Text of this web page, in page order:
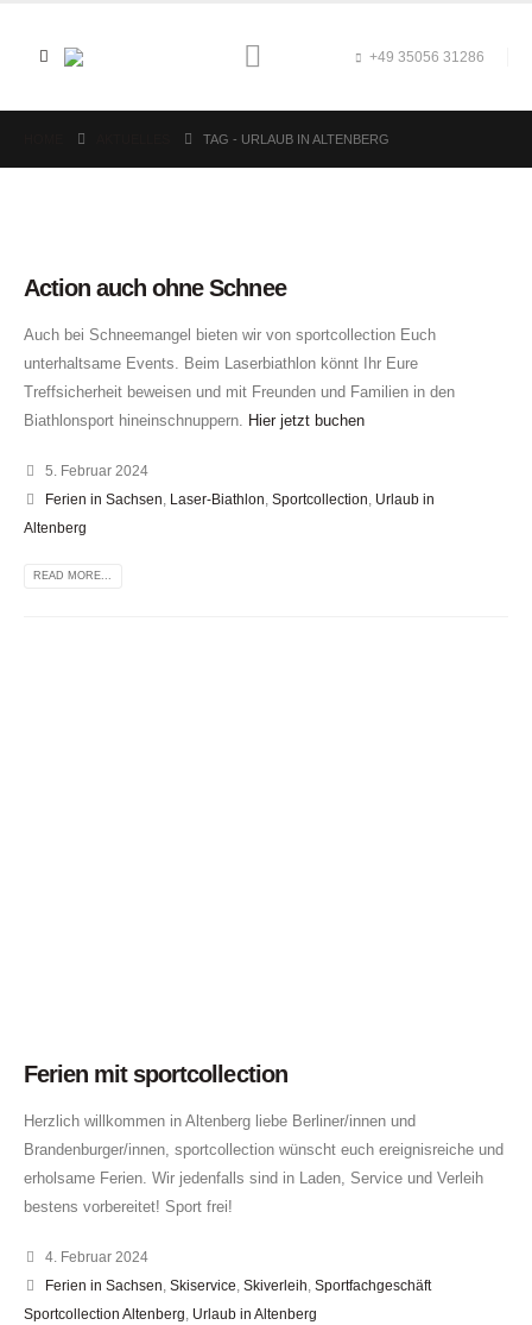
+49 35056 31286
TAG - URLAUB IN ALTENBERG
Action auch ohne Schnee
Auch bei Schneemangel bieten wir von sportcollection Euch
unterhaltsame Events. Beim Laserbiathlon könnt Ihr Eure
Treffsicherheit beweisen und mit Freunden und Familien in den
Biathlonsport hineinschnuppern.
Hier jetzt buchen
5. Februar 2024
Ferien in Sachsen
Laser-Biathlon Sportcollection
Urlaub in
Altenberg
READ MORE...
Ferien mit sportcollection
Herzlich willkommen in Altenberg liebe Berliner/innen und
Brandenburger/innen, sportcollection wünscht euch ereignisreiche und
erholsame Ferien. Wir jedenfalls sind in Laden, Service und Verleih
bestens vorbereitet! Sport frei!
4. Februar 2024
Ferien in Sachsen Skiservice Skiverleih Sportfachgeschäft
Sportcollection Altenberg
Urlaub in Altenberg